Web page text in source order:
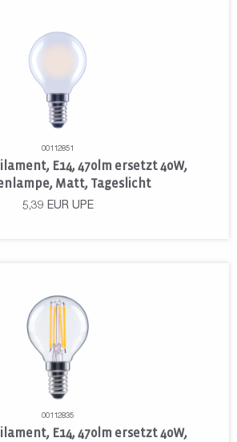
00112851
E14, 470lm ersetzt 40W,
Matt, Tageslicht
5,39 EUR UPE
00112835
E14, 470lm ersetzt 40W,